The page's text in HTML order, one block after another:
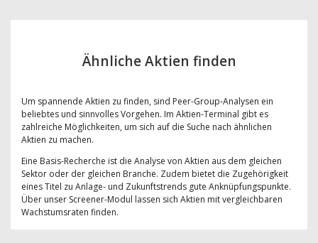
Ähnliche Aktien finden
Um spannende Aktien zu finden, sind Peer-Group-Analysen ein
beliebtes und sinnvolles Vorgehen. Im Aktien-Terminal gibt es
zahlreiche Möglichkeiten, um sich auf die Suche nach ähnlichen
Aktien zu machen.
Eine Basis-Recherche ist die Analyse von Aktien aus dem gleichen
Sektor oder der gleichen Branche. Zudem bietet die Zugehörigkeit
eines Titel zu Anlage- und Zukunftstrends gute Anknüpfungspunkte.
Über unser Screener-Modul lassen sich Aktien mit vergleichbaren
Wachstumsraten finden.